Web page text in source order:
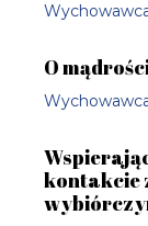
O
kontakcie